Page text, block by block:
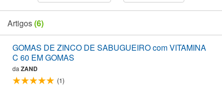
Artigos(6)
GOMAS DE ZINCO DE SABUGUEIRO com VITAMINA
C 60 EM GOMAS
daZAND
(1)